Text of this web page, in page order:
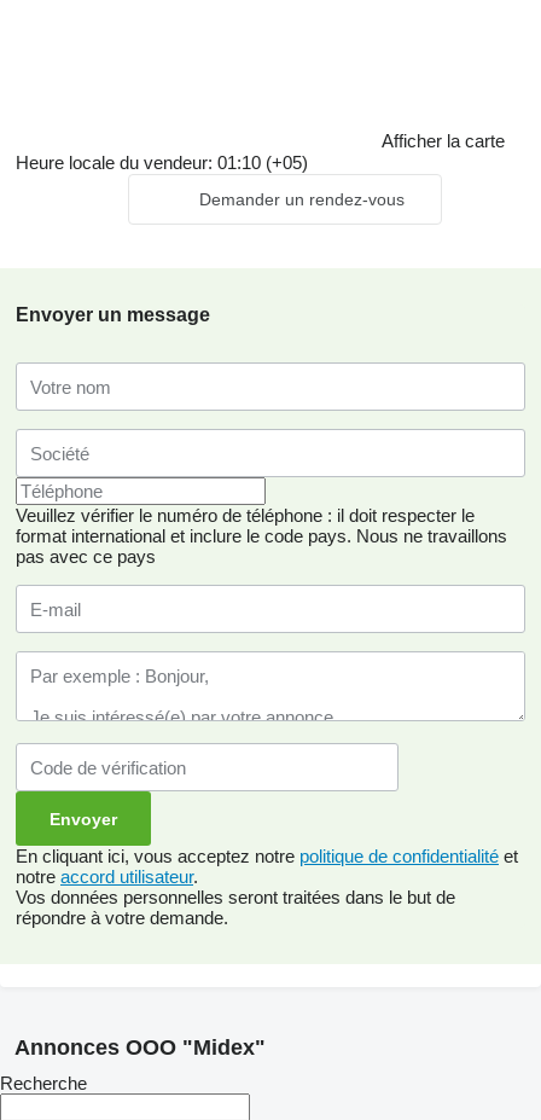
Afficher la carte
Heure locale du vendeur: 01:10 (+05)
Demander un rendez-vous
Envoyer un message
Veuillez vérifier le numéro de téléphone : il doit respecter le
format international et inclure le code pays. Nous ne travaillons
pas avec ce pays
En cliquant ici, vous acceptez notre politique de confidentialité et
notre accord utilisateur.
Vos données personnelles seront traitées dans le but de
répondre à votre demande.
Annonces OOO "Midex"
Recherche